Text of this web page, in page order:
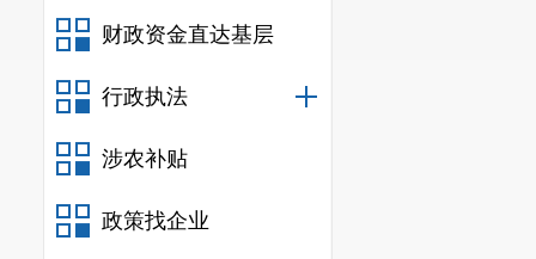
财政资金直达基层
行政执法
涉农补贴
政策找企业